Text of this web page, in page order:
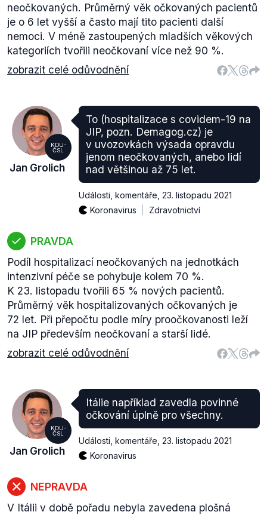
neočkovaných. Průměrný věk očkovaných pacientů
je o 6 let vyšší a často mají tito pacienti další
nemoci. V méně zastoupených mladších věkových
kategoriích tvořili neočkovaní více než 90 %.
zobrazit celé odůvodnění
KDU-
ČSL
Jan Grolich
To (hospitalizace s covidem-19 na
JIP, pozn. Demagog.cz) je
v uvozovkách výsada opravdu
jenom neočkovaných, anebo lidí
nad většinou až 75 let.
Události, komentáře 23. listopadu 2021
Koronavirus
Zdravotnictví
PRAVDA
Podíl hospitalizací neočkovaných na jednotkách
intenzivní péče se pohybuje kolem 70 %.
K 23. listopadu tvořili 65 % nových pacientů.
Průměrný věk hospitalizovaných očkovaných je
72 let. Při přepočtu podle míry proočkovanosti leží
na JIP především neočkovaní a starší lidé.
zobrazit celé odůvodnění
KDU-
ČSL
Jan Grolich
Itálie například zavedla povinné
očkování úplně pro všechny.
Události, komentáře 23. listopadu 2021
Koronavirus
NEPRAVDA
V Itálii v době pořadu nebyla zavedena plošná